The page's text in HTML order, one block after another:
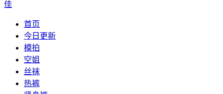
佳
首页
今日更新
模拍
空姐
丝袜
热裤